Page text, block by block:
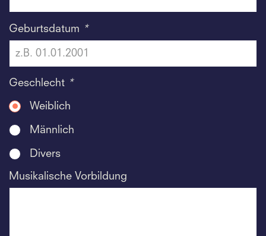
Geburtsdatum *
Geschlecht *
Weiblich
Männlich
Divers
Musikalische Vorbildung